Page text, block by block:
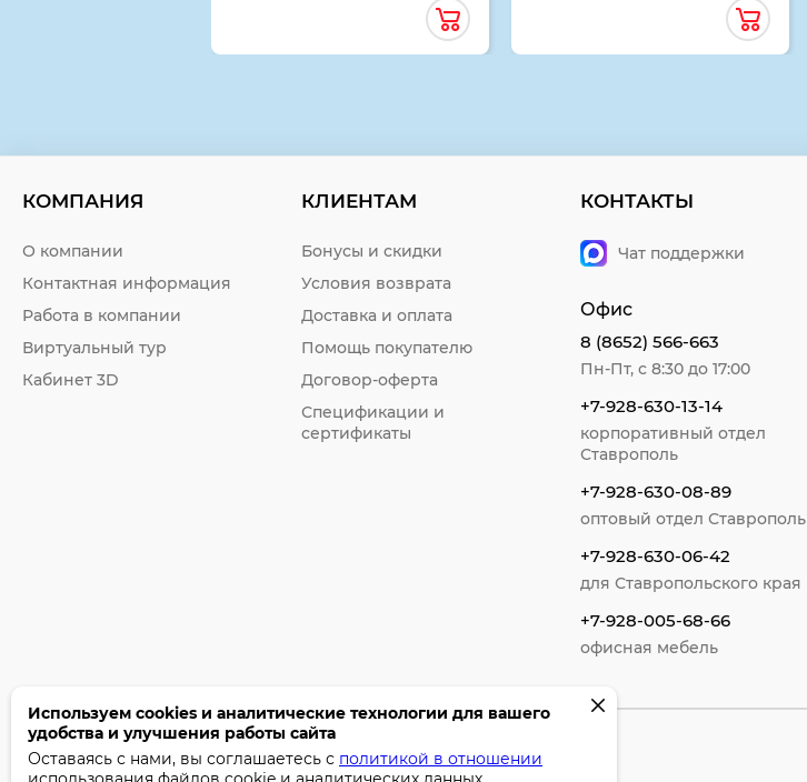
КОМПАНИЯ
О компании
Контактная информация
Работа в компании
Виртуальный тур
Кабинет 3D
КЛИЕНТАМ
Бонусы и скидки
Условия возврата
Доставка и оплата
Помощь покупателю
Договор-оферта
Спецификации и
сертификаты
КОНТАКТЫ
Чат поддержки
Офис
8 (8652) 566-663
Пн-Пт, с 8:30 до 17:00
+7-928-630-13-14
корпоративный отдел
Ставрополь
+7-928-630-08-89
оптовый отдел Ставрополь
+7-928-630-06-42
для Ставропольского края
+7-928-005-68-66
офисная мебель
©2005-2026 Бумага-С. Все права защищены.
Используем cookies и аналитические технологии для вашего
удобства и улучшения работы сайта
Оставаясь с нами, вы соглашаетесь с политикой в отношении